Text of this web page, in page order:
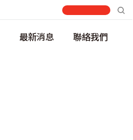
最新消息 聯絡我們